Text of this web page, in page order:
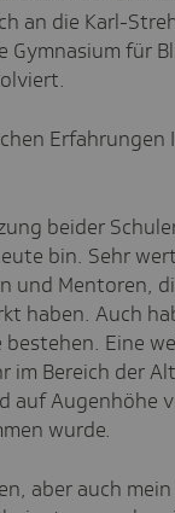
an die Karl-
Gymnasium für
beider
bin. Sehr
und Mentoren,
haben. Auch
Eine
im Bereich der
auf Augenhöhe
wurde.
aber auch